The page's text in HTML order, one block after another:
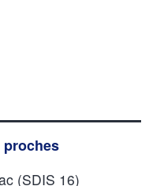
(SDIS 16)